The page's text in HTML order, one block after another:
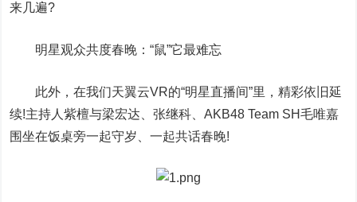
来几遍?
明星观众共度春晚：“鼠”它最难忘
此外，在我们天翼云VR的“明星直播间”里，精彩依旧延
续!主持人紫檀与梁宏达、张继科、AKB48 Team SH毛唯嘉
围坐在饭桌旁一起守岁、一起共话春晚!